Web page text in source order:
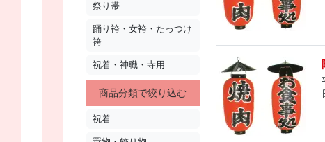
祭り帯
踊り袴・女袴・たっつけ
袴
祝着・神職・寺用
商品分類で絞り込む
祝着